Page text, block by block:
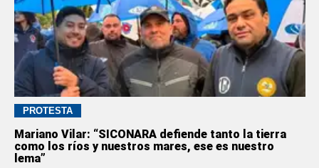
PROTESTA
Mariano Vilar: “SICONARA defiende tanto la tierra
como los ríos y nuestros mares, ese es nuestro
lema”